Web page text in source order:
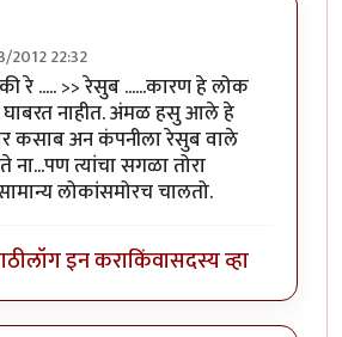
2012 22:32
रे ..... >> रेसुब ......कारण हे लोक
घाबरत नाहीत. अंमळ हसु आले हे
कसाब अन कंपनीला रेसुब वाले
त्यांचा सगळा तोरा
लोकांसमोरच चालतो.
लॉग इन कराकिंवासदस्य व्हा